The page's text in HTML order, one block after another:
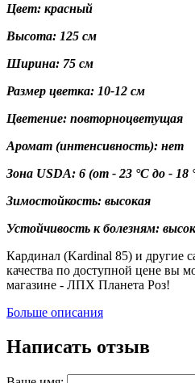
Цвет: красный
Высота: 125 см
Ширина: 75 см
Размер цветка: 10-12 см
Цветение: повторноцветущая
Аромат (интенсивность): нет
Зона USDA: 6 (от - 23 °C до - 18
Зимостойкость: высокая
Устойчивость к болезням:
Кардинал (Kardinal 85) и другие
качества по доступной цене вы
магазине - ЛПХ Планета Роз!
Больше описания
Написать отзыв